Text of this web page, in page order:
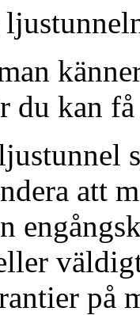
du kan
att
på